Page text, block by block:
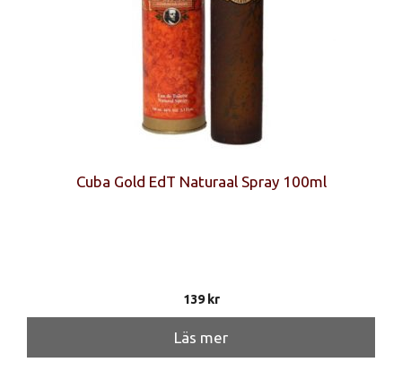
Cuba Gold EdT Naturaal Spray 100ml
139kr
Läs mer